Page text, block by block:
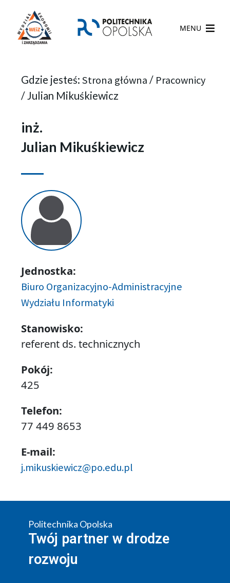
MENU
Gdzie jesteś: Strona główna / Pracownicy
/ Julian Mikuśkiewicz
inż.
Julian Mikuśkiewicz
Jednostka:
Biuro Organizacyjno-Administracyjne
Wydziału Informatyki
Stanowisko:
referent ds. technicznych
Pokój:
425
Telefon:
77 449 8653
E-mail:
j.mikuskiewicz@po.edu.pl
Politechnika Opolska
Twój partner w drodze
rozwoju